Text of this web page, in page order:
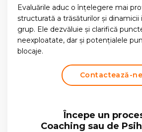
Evaluările aduc o înțelegere mai
structurată a trăsăturilor și dinamicii
grup. Ele dezvăluie și clarifică
neexploatate, dar și potențialele
blocaje.
Contactează-ne
Începe un
Coaching sau de